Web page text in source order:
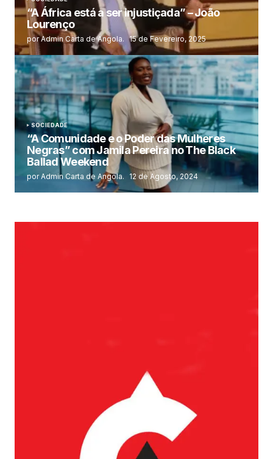
“A África está a ser injustiçada” – João
Lourenço
por Admin Carta de Angola. 15 de Fevereiro, 2025
SOCIEDADE
“A Comunidade e o Poder das Mulheres
Negras” com Jamila Pereira no The Black
Ballad Weekend
por Admin Carta de Angola. 12 de Agosto, 2024